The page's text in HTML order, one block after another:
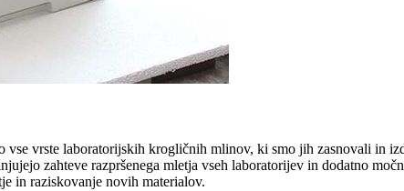
vrste laboratorijskih krogličnih mlinov, ki smo jih zasnovali in
zahteve razpršenega mletja vseh laboratorijev in dodatno
in raziskovanje novih materialov.